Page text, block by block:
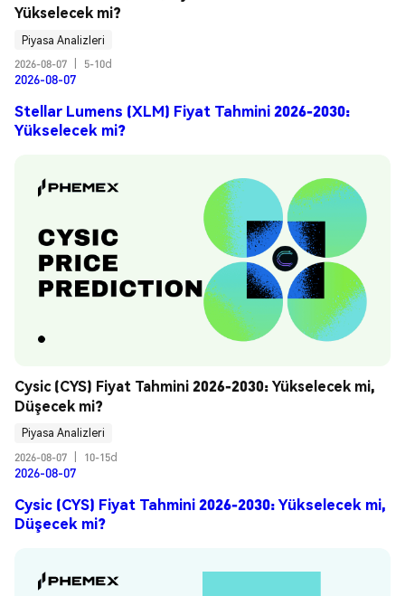
Yükselecek mi?
Piyasa Analizleri
2026-08-07
5-10d
2026-08-07
Stellar Lumens (XLM) Fiyat Tahmini 2026-2030:
Yükselecek mi?
Cysic (CYS) Fiyat Tahmini 2026-2030: Yükselecek mi,
Düşecek mi?
Piyasa Analizleri
2026-08-07
10-15d
2026-08-07
Cysic (CYS) Fiyat Tahmini 2026-2030: Yükselecek mi,
Düşecek mi?